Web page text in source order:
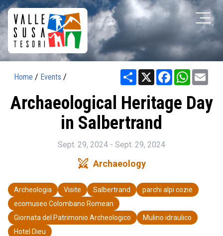
Home / Events / Share X Facebook
Archaeological Heritage Day
in Salbertrand
Sept. 29, 2024 - Sept. 29, 2024
swords Archaeology
Archeologia Visite Salbertrand
parchi alpi cozie
ecomuseo Colombano Romean
Giornata del Patrimonio Archeologico
Mulino idraulico
Hotel Dieu